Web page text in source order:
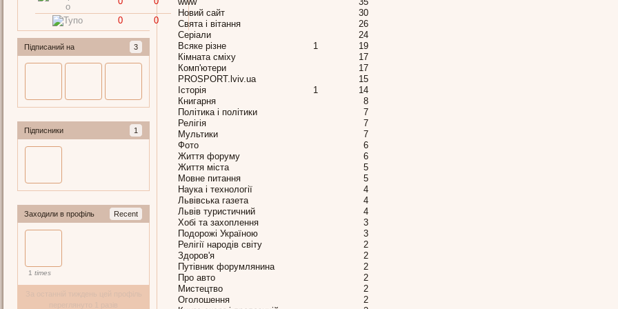
0
0
Підписаний на 3
Підписники 1
Заходили в профіль Recent
1 times
Новий сайт
30
Свята і вітання
26
Серіали
24
Всяке різне
1
19
Кімната сміху
17
Комп'ютери
17
PROSPORT.lviv.ua
15
Історія
1
14
Книгарня
8
Політика і політики
7
Релігія
7
Мультики
7
Фото
6
Життя форуму
6
Життя міста
5
Мовне питання
5
Наука і технології
4
Львівська газета
4
Львів туристичний
4
Хобі та захоплення
3
Подорожі Україною
3
Релігії народів світу
2
Здоров'я
2
Путівник форумлянина
2
Про авто
2
Мистецтво
2
Оголошення
2